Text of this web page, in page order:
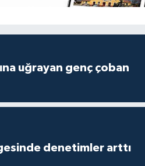
uğrayan genç çoban
denetimler arttı